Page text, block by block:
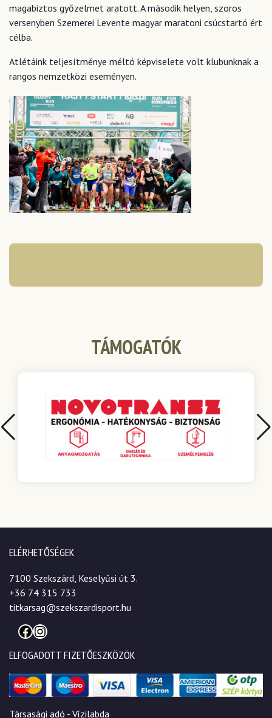
magabiztos győzelmet aratott. A második helyen, szoros
versenyben Szemerei Levente magyar maratoni csúcstartó ért
célba.
Atlétáink teljesítménye méltó képviselete volt klubunknak a
rangos nemzetközi eseményen.
TÁMOGATÓK
ELÉRHETŐSÉGEK
7100 Szekszárd, Keselyűsi út 3.
+36 74 315 733
titkarsag@szekszardisport.hu
Facebook
Instagram
ELFOGADOTT FIZETŐESZKÖZÖK
Társasági adó - Vízilabda